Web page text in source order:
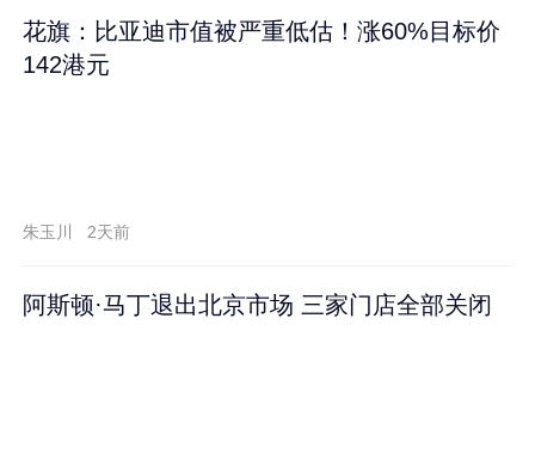
花旗：比亚迪市值被严重低估！涨60%目标价
142港元
朱玉川 2天前
阿斯顿·马丁退出北京市场 三家门店全部关闭